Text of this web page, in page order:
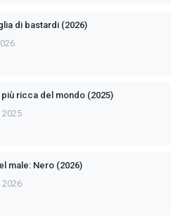
di bastardi (2026)
più ricca del mondo (2025)
2025
male: Nero (2026)
2026